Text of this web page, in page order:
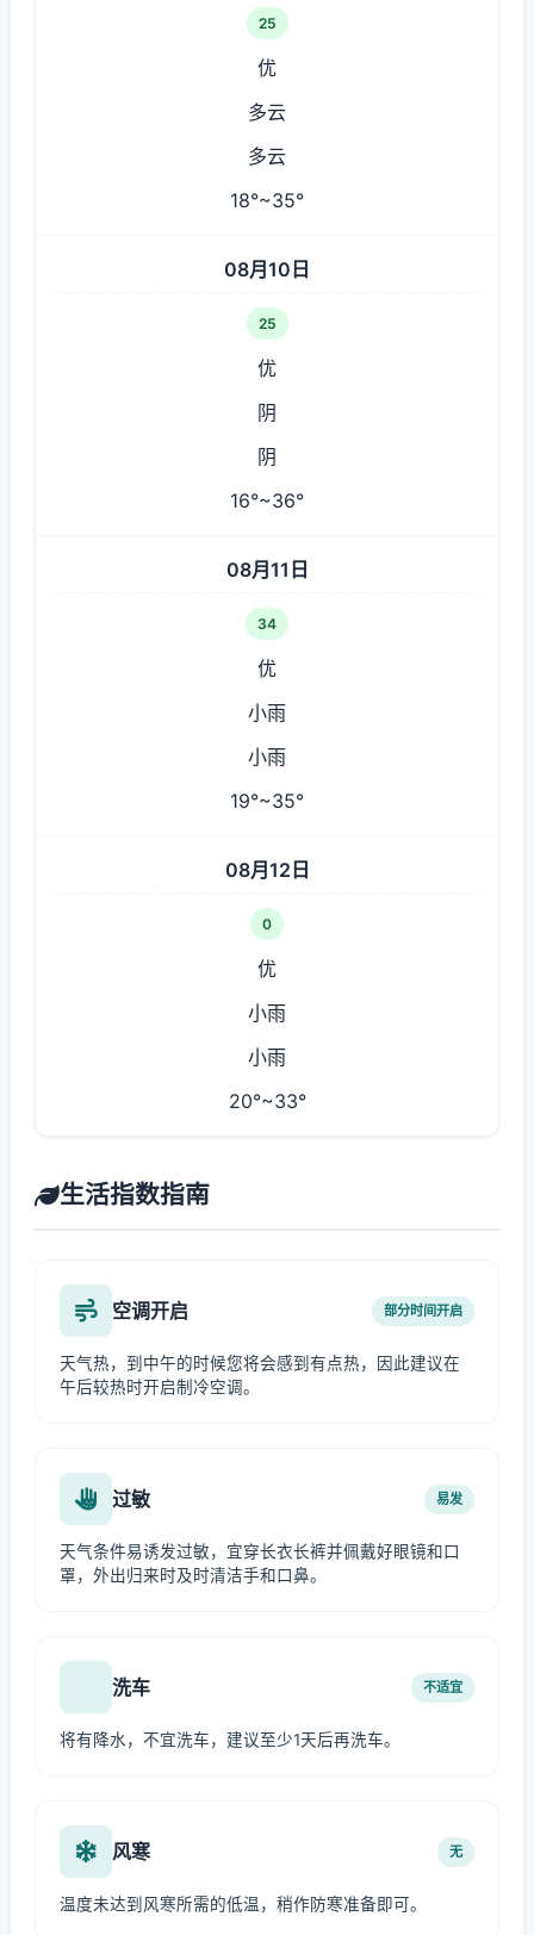
25
优
多云
多云
18°~35°
08月10日
25
优
阴
阴
16°~36°
08月11日
34
优
小雨
小雨
19°~35°
08月12日
0
优
小雨
小雨
20°~33°
生活指数指南
空调开启 部分时间开启
天气热，到中午的时候您将会感到有点热，因此建议在
午后较热时开启制冷空调。
过敏 易发
天气条件易诱发过敏，宜穿长衣长裤并佩戴好眼镜和口
罩，外出归来时及时清洁手和口鼻。
洗车 不适宜
将有降水，不宜洗车，建议至少1天后再洗车。
风寒 无
温度未达到风寒所需的低温，稍作防寒准备即可。